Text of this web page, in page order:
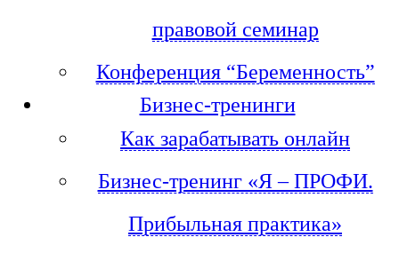
правовой семинар
Конференция “Беременность”
Бизнес-тренинги
Как зарабатывать онлайн
Бизнес-тренинг «Я – ПРОФИ.
Прибыльная практика»